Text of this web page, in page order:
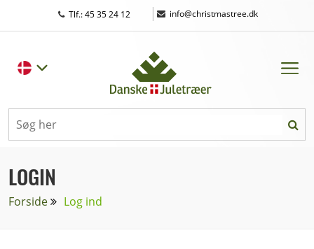
Tlf.: 45 35 24 12 | info@christmastree.dk
LOGIN
Forside Log ind